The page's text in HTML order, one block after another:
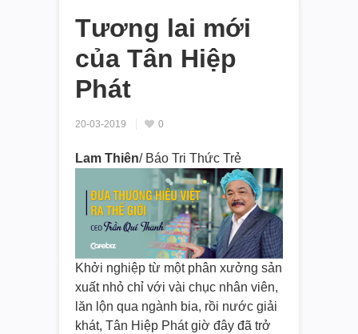
Tương lai mới
của Tân Hiệp
Phát
20-03-2019 0
Lam Thiên/ Báo Tri Thức Trẻ
Khởi nghiệp từ một phân xưởng sản
xuất nhỏ chỉ với vài chục nhân viên,
lăn lộn qua ngành bia, rồi nước giải
khát, Tân Hiệp Phát giờ đây đã trở